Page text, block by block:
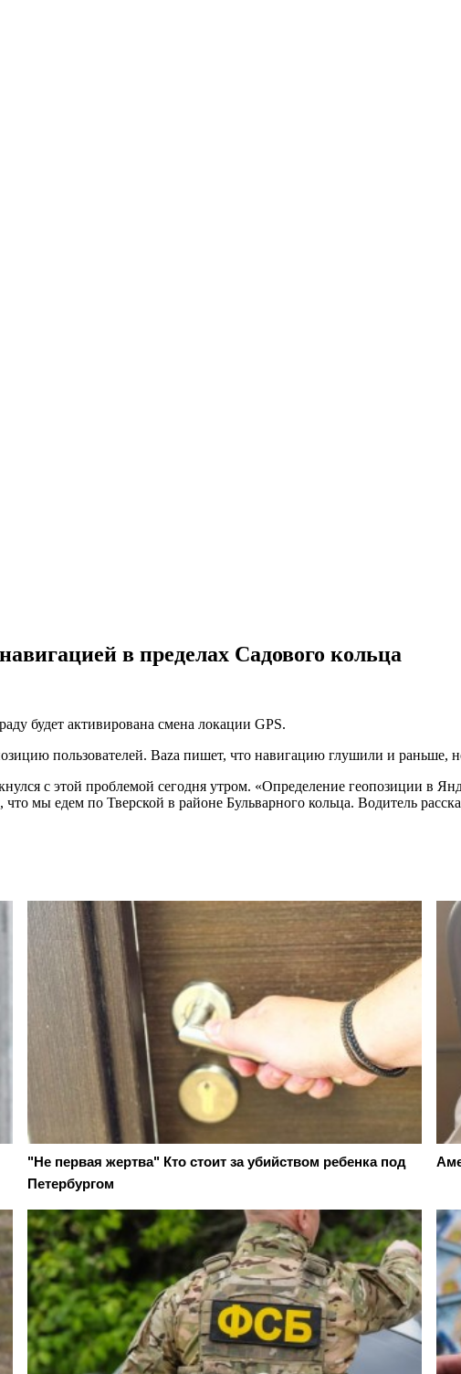
в пределах Садового кольца
будет активирована смена локации GPS.
пользователей. Baza пишет, что навигацию глушили и раньше,
с этой проблемой сегодня утром. «Определение геопозиции в
мы едем по Тверской в районе Бульварного кольца. Водитель
"Не первая жертва" Кто стоит за убийством ребенка под
Петербургом